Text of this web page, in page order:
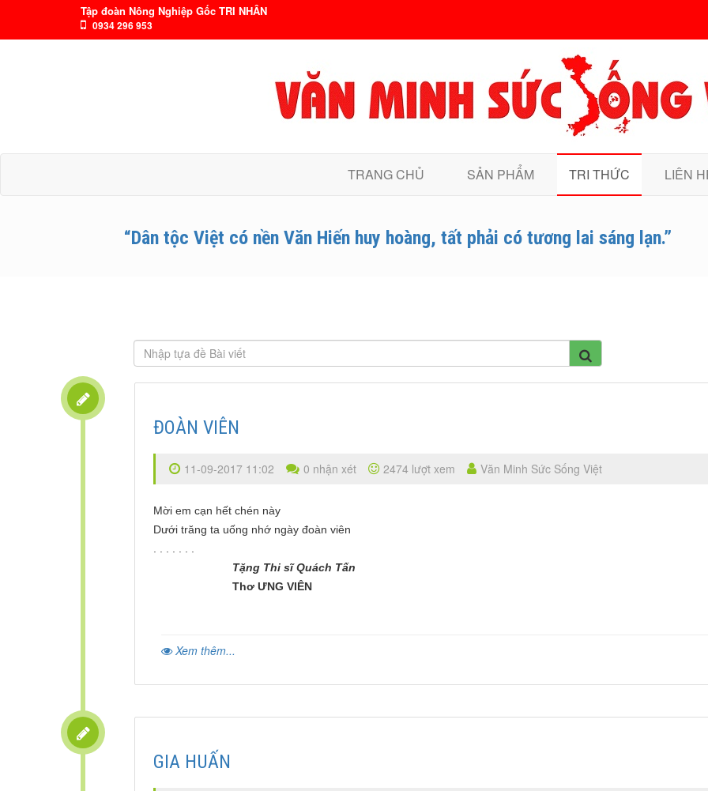
Tập đoàn Nông Nghiệp Gốc TRI NHÂN
0934 296 953
TRANG CHỦ SẢN PHẨM TRI THỨC LIÊN
“Dân tộc Việt có nền Văn Hiến huy hoàng, tất phải có tương lai sáng lạn.”
ĐOÀN VIÊN
11-09-2017 11:02 0 nhận xét 2474 lượt xem Văn Minh Sức Sống Việt
Mời em cạn hết chén này
Dưới trăng ta uống nhớ ngày đoàn viên
Tặng Thi sĩ Quách Tấn
Thơ ƯNG VIÊN
Xem thêm...
GIA HUẤN